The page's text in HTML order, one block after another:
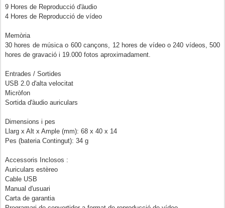
9 Hores de Reproducció d'àudio
4 Hores de Reproducció de vídeo
Memòria
30 hores de música o 600 cançons 12 hores de vídeo o240 vídeos , 500
hores de gravació i 19. 000 fotos aproximadament.
Entrades / Sortides
USB 2.0 d'alta velocitat
Micròfon
Sortida d'àudio auriculars
Dimensions i pes
Llarg x Alt x Ample (mm): 68 x 40 x 14
Pes (bateria Contingut): 34 g
Accessoris Inclosos :
Auriculars estèreo
Cable USB
Manual d'usuari
Carta de garantia